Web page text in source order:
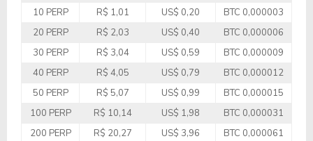
10 PERP
R$ 1,01 US$ 0,20
BTC 0,000003
20 PERP
R$ 2,03 US$ 0,40
BTC 0,000006
30 PERP
R$ 3,04 US$ 0,59
BTC 0,000009
40 PERP
R$ 4,05 US$ 0,79
BTC 0,000012
50 PERP
R$ 5,07 US$ 0,99
BTC 0,000015
100 PERP
R$ 10,14 US$ 1,98
BTC 0,000031
200 PERP
R$ 20,27 US$ 3,96
BTC 0,000061